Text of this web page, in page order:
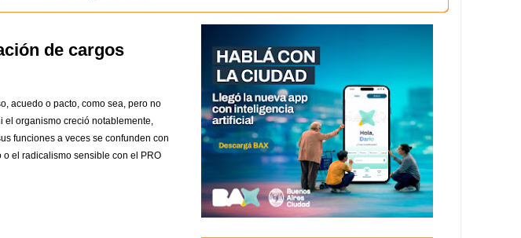
de cargos
acuedo o pacto, como sea, pero no
el organismo creció notablemente,
funciones a veces se confunden con
el radicalismo sensible con el PRO